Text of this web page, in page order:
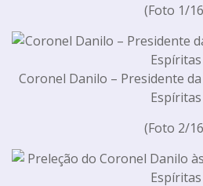
(Foto 1/
Coronel Danilo – Presidente
Espíritas
(Foto 2/